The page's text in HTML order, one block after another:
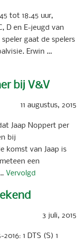
tot 18.45 uur,
D en E-jeugd van
gaat de spelers
Erwin …
bij V&V
11 augustus, 2015
Jaap Noppert per
bij
komst van Jaap is
een
…Vervolgd
3 juli, 2015
1 DTS (S) 1